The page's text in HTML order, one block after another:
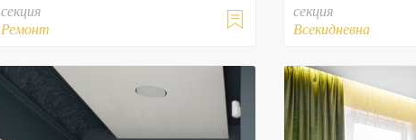

секция
Ремонт
секция
Всекидневна